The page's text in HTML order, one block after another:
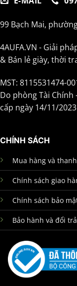
99 Bạch Mai,
4AUFA.VN - Giải
& Bán lẻ giày, thời
MST: 8115531474-
Do phòng Tài Chính
cấp ngày 14/11/2023
CHÍNH SÁCH
Mua hàng và
Chính sách giao
Chính sách bảo
Bảo hành và đổi trả